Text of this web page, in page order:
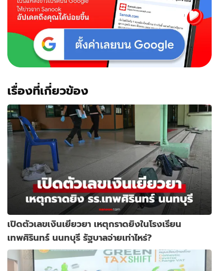
เรื่องที่เกี่ยวข้อง
เปิดตัวเลขเงินเยียวยา เหตุกราดยิงในโรงเรียน
เทพศิรินทร์ นนทบุรี รัฐบาลจ่ายเท่าไหร่?